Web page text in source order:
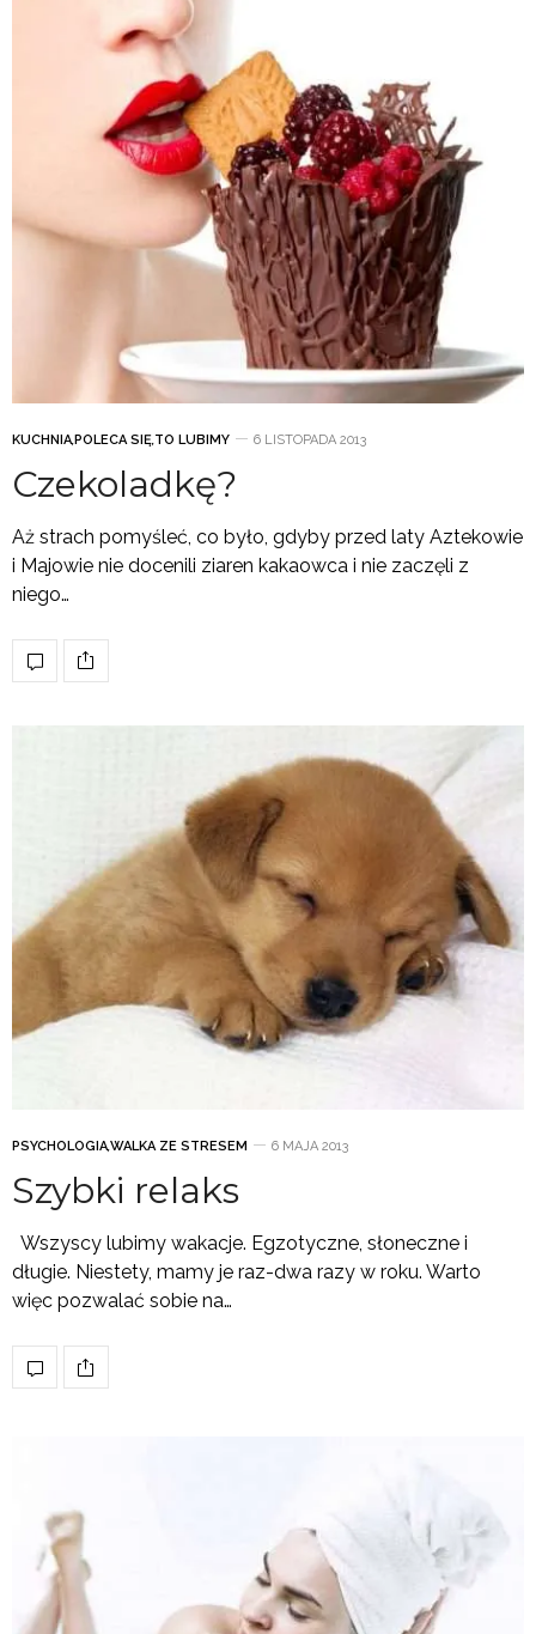
KUCHNIA,POLECA SIĘ,TO LUBIMY 6 LISTOPADA 2013
Czekoladkę?
Aż strach pomyśleć, co było, gdyby przed laty Aztekowie
i Majowie nie docenili ziaren kakaowca i nie zaczęli z
niego…
PSYCHOLOGIA,WALKA ZE STRESEM 6 MAJA 2013
Szybki relaks
Wszyscy lubimy wakacje. Egzotyczne, słoneczne i
długie. Niestety, mamy je raz-dwa razy w roku. Warto
więc pozwalać sobie na…